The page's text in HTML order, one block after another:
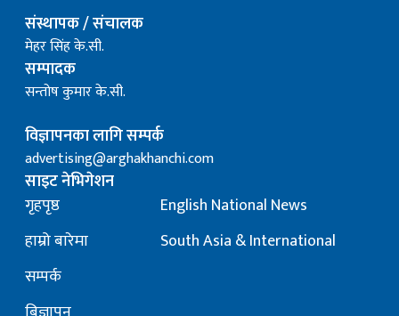
संस्थापक / संचालक
मेहर सिंह के.सी.
सम्पादक
सन्तोष कुमार के.सी.
विज्ञापनका लागि सम्पर्क
advertising@arghakhanchi.com
साइट नेभिगेशन
गृहपृष्ठ
हाम्रो बारेमा
सम्पर्क
English National News
South Asia & International